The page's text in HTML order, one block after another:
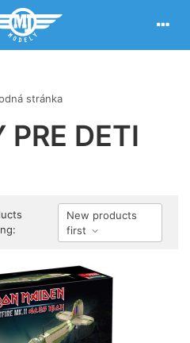
stránka
PRE DETI
New products
first